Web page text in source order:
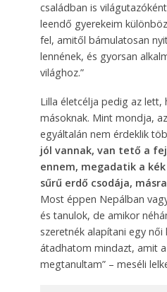
családban is
leen­dő gyerekeim
fel, amitől bámulatosan
lennének, és gyorsan
világhoz.”
Lilla életcélja pedig az lett,
másoknak. Mint mondja,
egyáltalán nem érdeklik
jól vannak, van tető a
ennem, megadatik a
sűrű erdő csodája,
Most éppen Nepálban
és tanulok, de amikor
szeretnék alapítani egy
átadhatom mindazt, amit
megtanultam” – meséli